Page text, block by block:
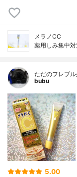
メラノCC
薬用しみ集中
ただのフレブ
bubu
5.00